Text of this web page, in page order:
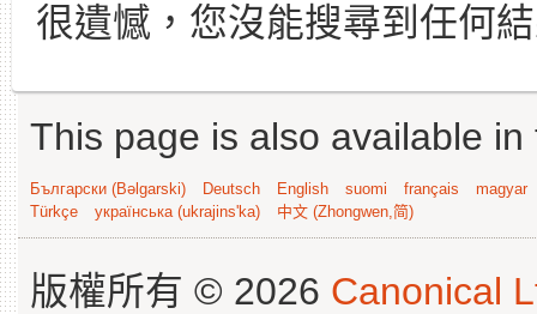
很遺憾，您沒能搜尋到任何
This page is also available
Български (Bəlgarski) Deutsch English suomi français
magyar
Türkçe
українська (ukrajins'ka) 中文 (Zhongwen,简)
版權所有 © 2026 Canonical